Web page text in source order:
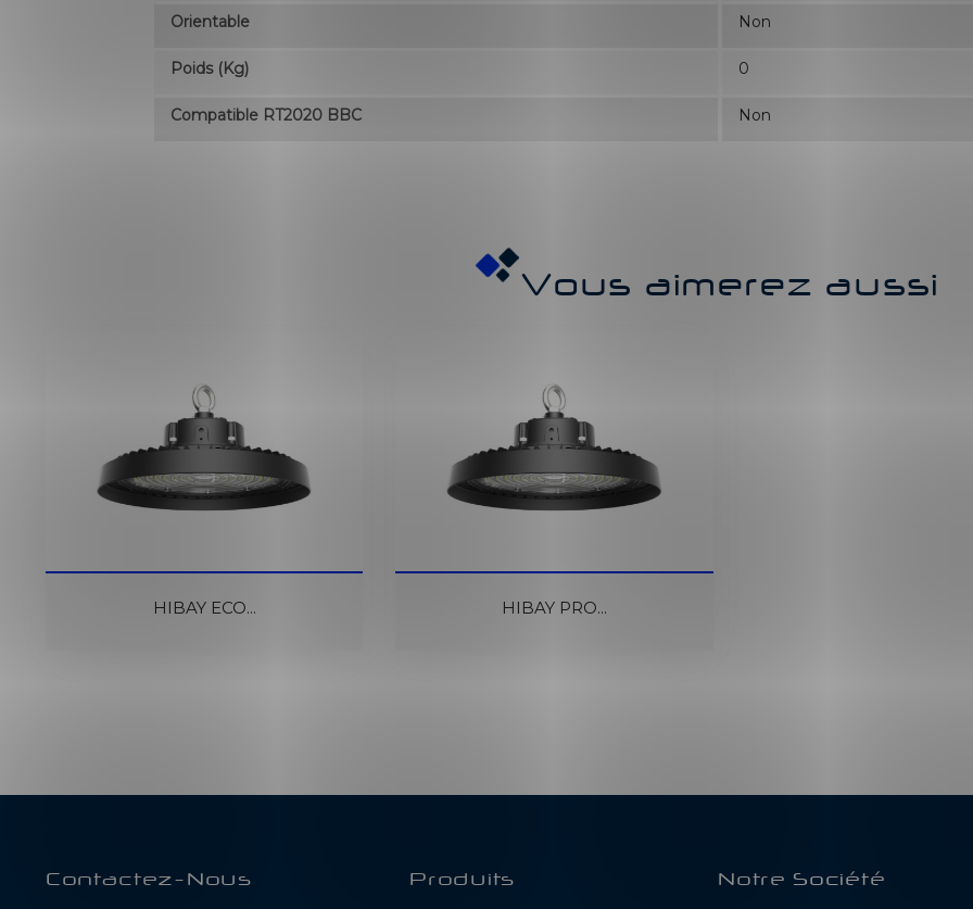
Orientable Non
Poids (kg) 0
Compatible RT2020 BBC Non
Vous aimerez aussi
HIBAY ECO... HIBAY PRO...
Contactez-Nous Produits Notre Société